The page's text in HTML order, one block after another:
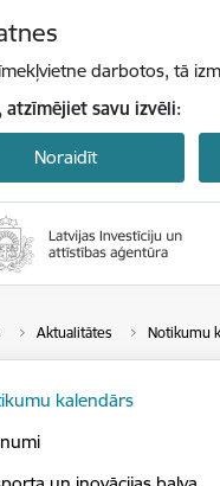
darbotos, tā
atzīmējiet savu izvēli:
Noraidīt
Aktualitātes Notikumu
kalendārs